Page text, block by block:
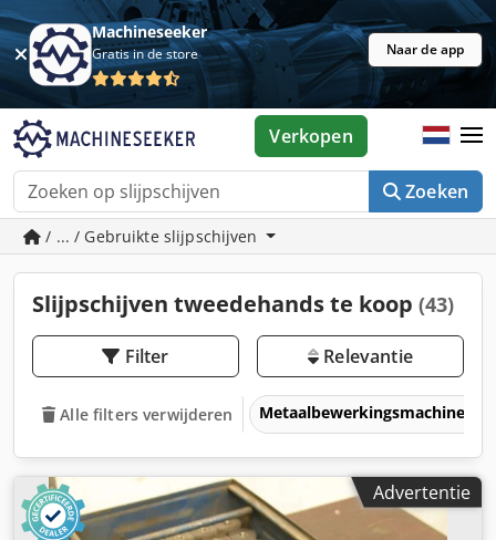
Machineseeker
Gratis in de store Naar de app
Zoeken
Verkopen
/ ... / Gebruikte slijpschijven
Slijpschijven tweedehands te koop (43)
Filter Relevantie
Alle filters verwijderen Metaalbewerkingsmachines
Advertentie